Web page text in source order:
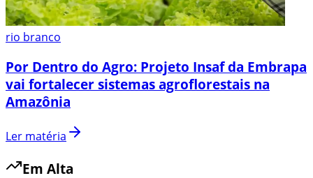
rio branco
Por Dentro do Agro: Projeto Insaf da Embrapa
vai fortalecer sistemas agroflorestais na
Amazônia
Ler matéria
Em Alta